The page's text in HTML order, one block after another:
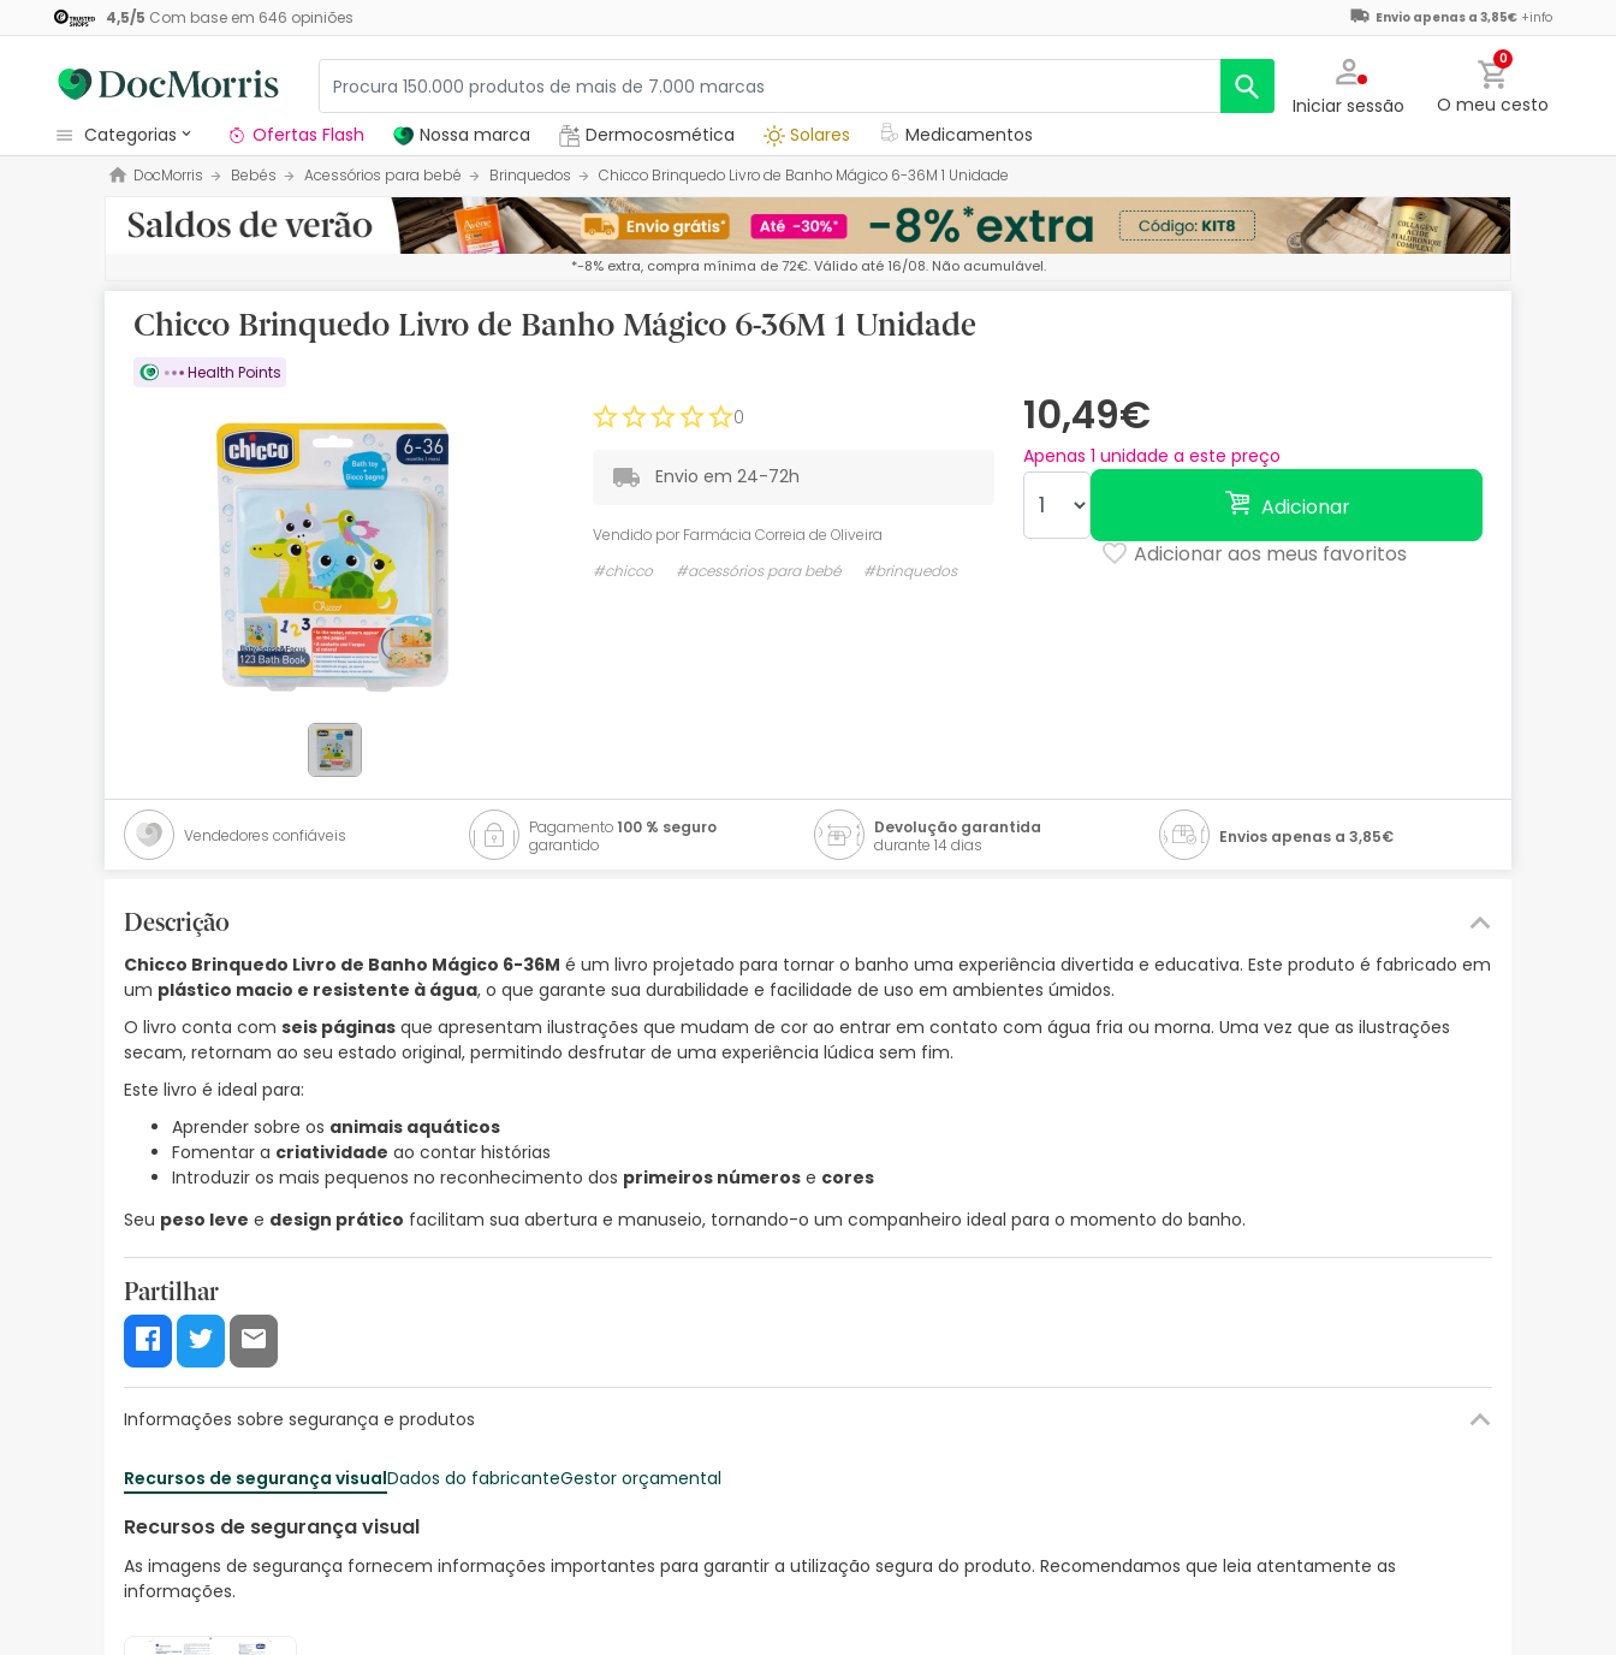
4,5/5 Com base em 646 opiniões Envio apenas a 3,85€ +info
Iniciar sessão
0
O meu cesto
categorias
Dermocosmetica
Nossa marca
Medicamentos
Cosmética
Promoções
Mais vendidos
Health points
Ofertas Flash Nossa marca Dermocosmética Solares Medicamentos
DocMorris Bebés Acessórios para bebé Brinquedos Chicco Brinquedo Livro de Banho Mágico 6-36M 1 Unidade
*-8% extra, compra mínima de 72€. Válido até 16/08. Não acumulável.
Chicco Brinquedo Livro de Banho Mágico 6-36M 1 Unidade
Health Points
10,49€
Apenas 1 unidade a este preço
Adicionar
Adicionar aos meus favoritos
0
Envio em 24-72h
Vendido por Farmácia Correia de Oliveira
#chicco
#acessórios para bebé #brinquedos
Vendedores confiáveis Pagamento100 % seguro
garantido
Devolução garantida
durante 14 dias
Envios apenas a 3,85€
Descrição
Chicco Brinquedo Livro de Banho Mágico 6-36M é um livro projetado para tornar o banho uma experiência divertida e educativa. Este produto é fabricado em
um plástico macio e resistente à água, o que garante sua durabilidade e facilidade de uso em ambientes úmidos.
O livro conta com seis páginas que apresentam ilustrações que mudam de cor ao entrar em contato com água fria ou morna. Uma vez que as ilustrações
secam, retornam ao seu estado original, permitindo desfrutar de uma experiência lúdica sem fim.
Este livro é ideal para:
Aprender sobre os animais aquáticos
Fomentar a criatividade ao contar histórias
Introduzir os mais pequenos no reconhecimento dos primeiros números e cores
Seu peso leve e design prático facilitam sua abertura e manuseio, tornando-o um companheiro ideal para o momento do banho.
Partilhar
Informações sobre segurança e produtos
Recursos de segurança visualDados do fabricanteGestor orçamental
Recursos de segurança visual
As imagens de segurança fornecem informações importantes para garantir a utilização segura do produto. Recomendamos que leia atentamente as
informações.